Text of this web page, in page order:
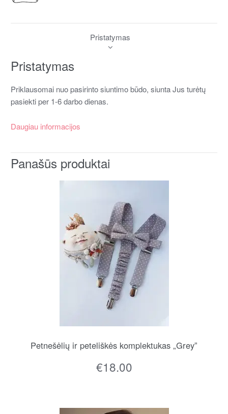
Pristatymas
Pristatymas
Priklausomai nuo pasirinto siuntimo būdo, siunta Jus turėtų
pasiekti per 1-6 darbo dienas.
Daugiau informacijos
Panašūs produktai
Petnešėlių ir peteliškės komplektukas „Grey”
€18.00